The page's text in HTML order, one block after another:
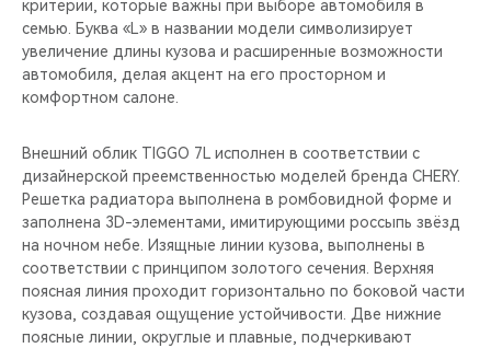
критерии, которые важны при выборе автомобиля в
семью. Буква «L» в названии модели символизирует
увеличение длины кузова и расширенные возможности
автомобиля, делая акцент на его просторном и
комфортном салоне.
Внешний облик TIGGO 7L исполнен в соответствии с
дизайнерской преемственностью моделей бренда CHERY.
Решетка радиатора выполнена в ромбовидной форме и
заполнена 3D-элементами, имитирующими россыпь звёзд
на ночном небе. Изящные линии кузова, выполнены в
соответствии с принципом золотого сечения. Верхняя
поясная линия проходит горизонтально по боковой части
кузова, создавая ощущение устойчивости. Две нижние
поясные линии, округлые и плавные, подчеркивают